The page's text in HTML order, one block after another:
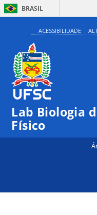
BRASIL
ACESSIBILIDADE
Lab Biologia
Físico